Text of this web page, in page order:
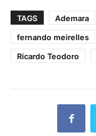
TAGS Ademara
fernando meirelles
Ricardo Teodoro